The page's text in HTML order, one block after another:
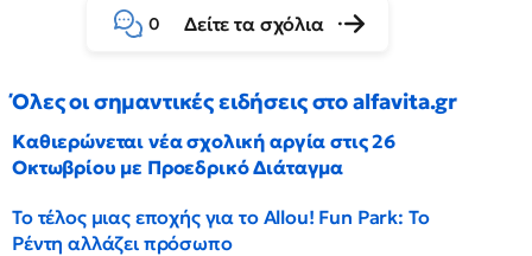
0 Δείτε τα σχόλια
Όλες οι σημαντικές ειδήσεις στο alfavita.gr
Καθιερώνεται νέα σχολική αργία στις 26
Οκτωβρίου με Προεδρικό Διάταγμα
Το τέλος μιας εποχής για το Allou! Fun Park: Το
Ρέντη αλλάζει πρόσωπο